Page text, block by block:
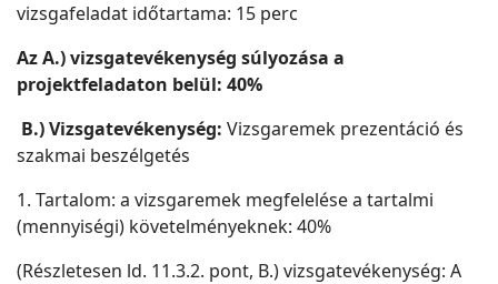
vizsgafeladat időtartama: 15 perc
Az A.) vizsgatevékenység súlyozása a
projektfeladaton belül: 40%
B.) Vizsgatevékenység: Vizsgaremek prezentáció és
szakmai beszélgetés
1. Tartalom: a vizsgaremek megfelelése a tartalmi
(mennyiségi) követelményeknek: 40%
(Részletesen ld. 11.3.2. pont, B.) vizsgatevékenység: A